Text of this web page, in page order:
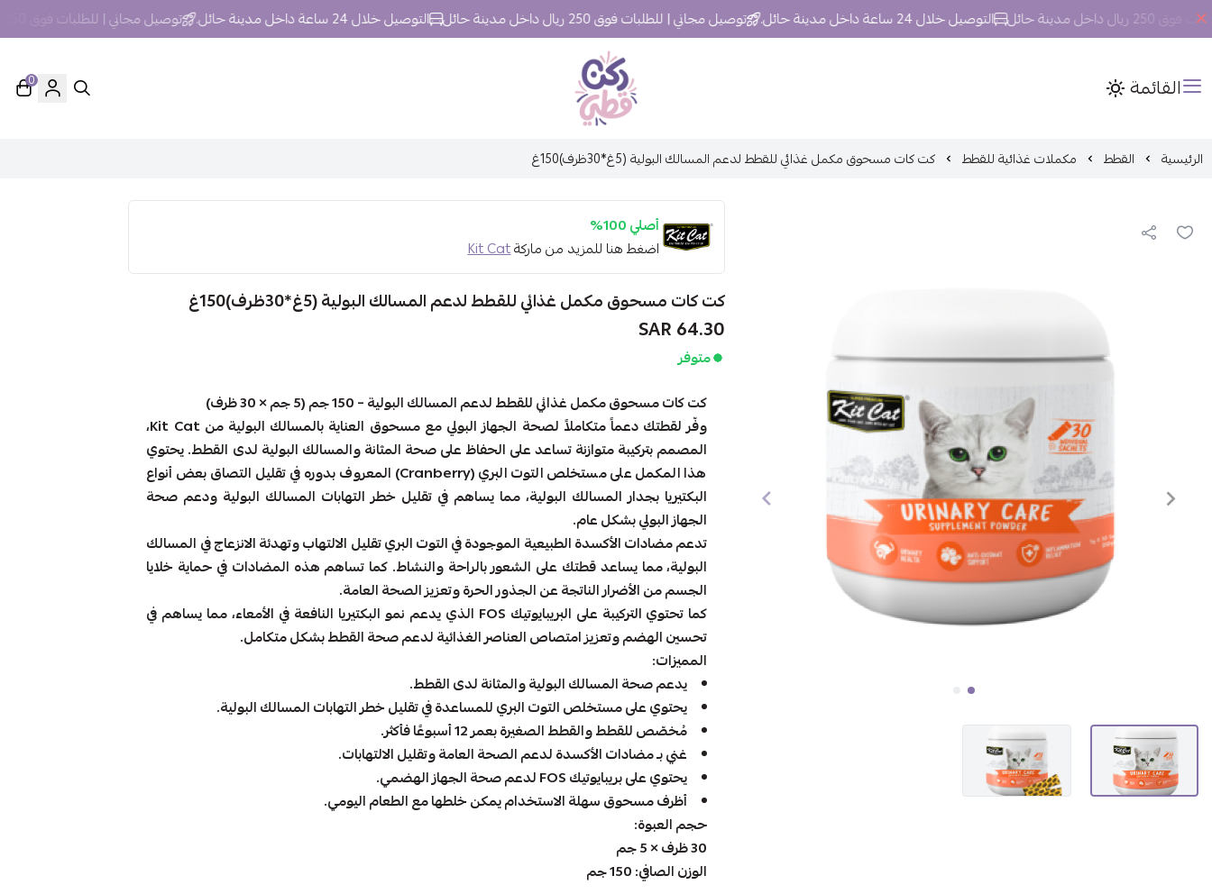
حائل التوصيل خلال 24 ساعة داخل مدينة حائل. توصيل مجاني | للطلبات فوق 250 ريال داخل مدينة حائل التوصيل خلال 24 ساعة داخل مدينة حائل. توصيل مجاني | للطلبات فوق 250 ريال داخل مدينة حائل
القائمة ركن قطي
0
الرئيسية القطط مكملات غذائية للقطط كت كات مسحوق مكمل غذائي للقطط لدعم المسالك البولية (5غ*30ظرف)150غ
أصلي 100%
اضغط هنا للمزيد من ماركةKit Cat
كت كات مسحوق مكمل غذائي للقطط لدعم المسالك البولية (5غ*30ظرف)150غ
64.30 SAR
متوفر
كت كات مسحوق مكمل غذائي للقطط لدعم المسالك البولية – 150 جم (5 جم × 30 ظرف)
وفّر لقطتك دعماً متكاملاً لصحة الجهاز البولي مع مسحوق العناية بالمسالك البولية من Kit Cat،
المصمم بتركيبة متوازنة تساعد على الحفاظ على صحة المثانة والمسالك البولية لدى القطط. يحتوي
هذا المكمل على مستخلص التوت البري (Cranberry) المعروف بدوره في تقليل التصاق بعض أنواع
البكتيريا بجدار المسالك البولية، مما يساهم في تقليل خطر التهابات المسالك البولية ودعم صحة
الجهاز البولي بشكل عام.
تدعم مضادات الأكسدة الطبيعية الموجودة في التوت البري تقليل الالتهاب وتهدئة الانزعاج في المسالك
البولية، مما يساعد قطتك على الشعور بالراحة والنشاط. كما تساهم هذه المضادات في حماية خلايا
الجسم من الأضرار الناتجة عن الجذور الحرة وتعزيز الصحة العامة.
كما تحتوي التركيبة على البريبايوتيك FOS الذي يدعم نمو البكتيريا النافعة في الأمعاء، مما يساهم في
تحسين الهضم وتعزيز امتصاص العناصر الغذائية لدعم صحة القطط بشكل متكامل.
المميزات:
يدعم صحة المسالك البولية والمثانة لدى القطط.
يحتوي على مستخلص التوت البري للمساعدة في تقليل خطر التهابات المسالك البولية.
مُخصّص للقطط والقطط الصغيرة بعمر 12 أسبوعًا فأكثر.
غني بـ مضادات الأكسدة لدعم الصحة العامة وتقليل الالتهابات.
يحتوي على بريبايوتيك FOS لدعم صحة الجهاز الهضمي.
أظرف مسحوق سهلة الاستخدام يمكن خلطها مع الطعام اليومي.
حجم العبوة:
30 ظرف × 5 جم
الوزن الصافي: 150 جم